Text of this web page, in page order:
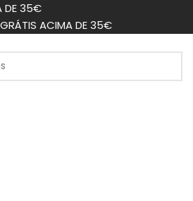
DE 35€
ACIMA DE 35€